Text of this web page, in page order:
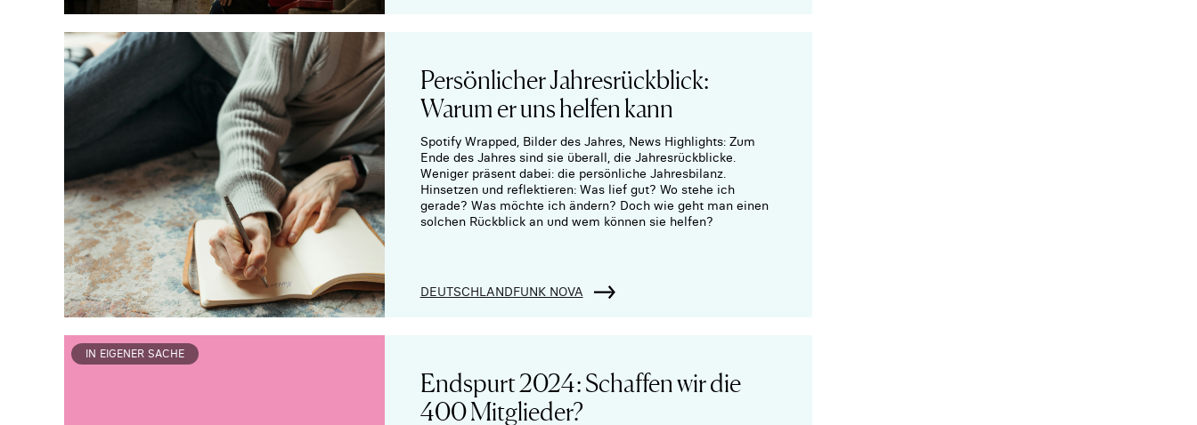
Persönlicher Jahresrückblick:
Warum er uns helfen kann
Spotify Wrapped, Bilder des Jahres, News Highlights: Zum
Ende des Jahres sind sie überall, die Jahresrückblicke.
Weniger präsent dabei: die persönliche Jahresbilanz.
Hinsetzen und reflektieren: Was lief gut? Wo stehe ich
gerade? Was möchte ich ändern? Doch wie geht man einen
solchen Rückblick an und wem können sie helfen?
DEUTSCHLANDFUNK NOVA
IN EIGENER SACHE
Endspurt 2024: Schaffen wir die
400 Mitglieder?